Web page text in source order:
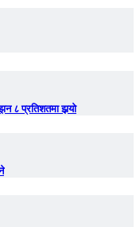
८ प्रतिशतमा झर्‍याे